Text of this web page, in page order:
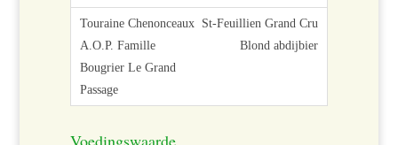
St-Feuillien Grand Cru
Blond abdijbier
Voedingswaarde